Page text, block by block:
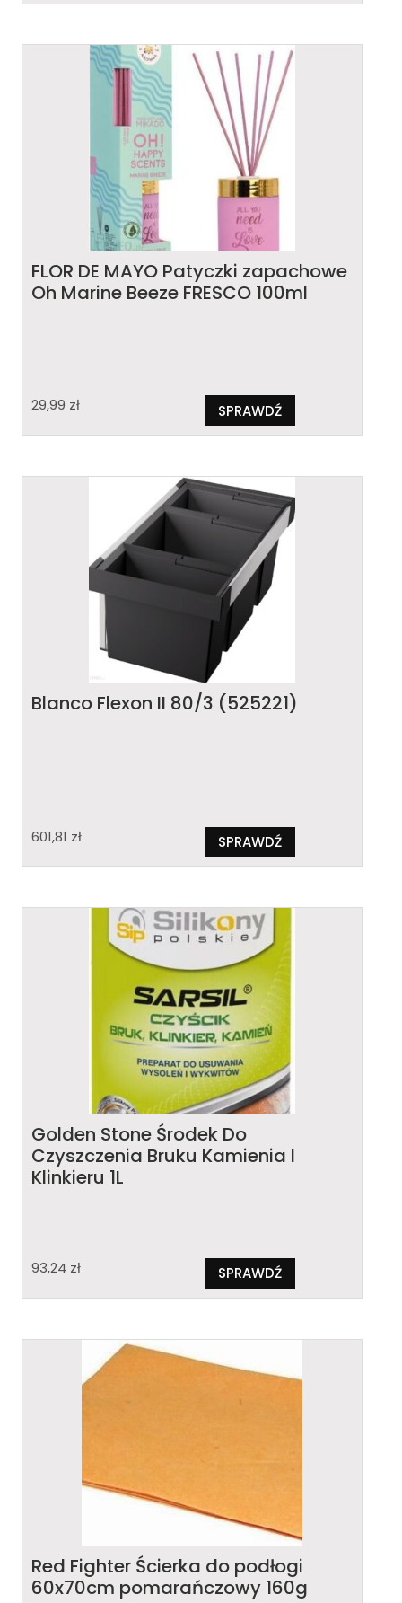
FLOR DE MAYO Patyczki zapachowe
Oh Marine Beeze FRESCO 100ml
29,99 zł SPRAWDŹ
Blanco Flexon II 80/3 (525221)
601,81 zł SPRAWDŹ
Golden Stone Środek Do
Czyszczenia Bruku Kamienia I
Klinkieru 1L
93,24 zł SPRAWDŹ
Red Fighter Ścierka do podłogi
60x70cm pomarańczowy 160g